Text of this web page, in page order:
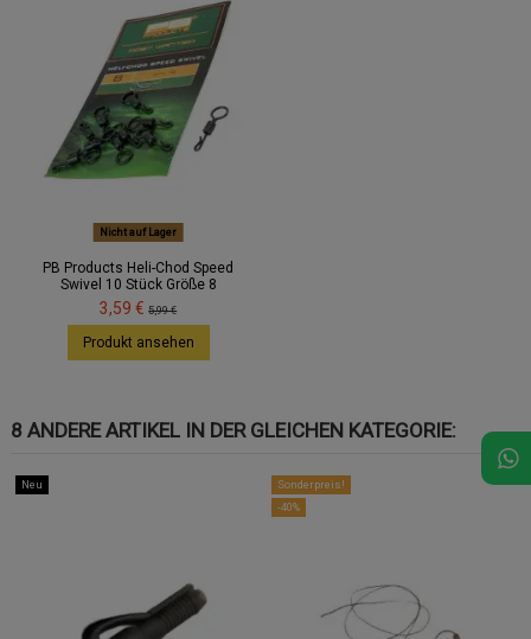
Nicht auf Lager
PB Products Heli-Chod Speed
Swivel 10 Stück Größe 8
3,59 €5,99 €
Produkt ansehen
8 ANDERE ARTIKEL IN DER GLEICHEN KATEGORIE:
Neu
Sonderpreis!
-40%